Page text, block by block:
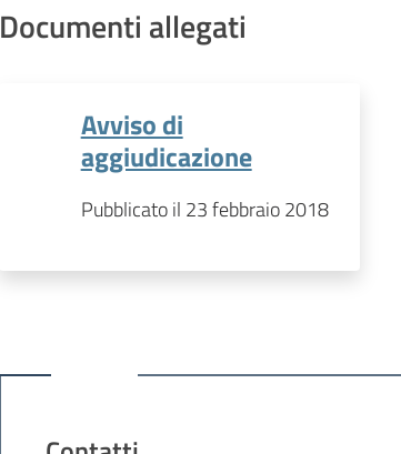
Documenti allegati
Avviso di
aggiudicazione
Pubblicato il 23 febbraio 2018